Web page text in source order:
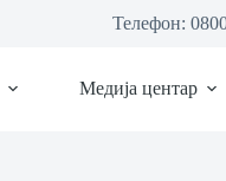
Телефон:
Медија центар